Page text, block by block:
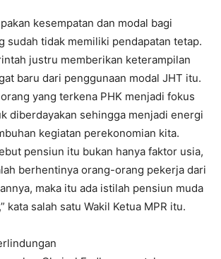
kesempatan dan modal bagi
sudah tidak memiliki pendapatan tetap.
justru memberikan keterampilan
baru dari penggunaan modal JHT itu.
yang terkena PHK menjadi fokus
diberdayakan sehingga menjadi energi
kegiatan perekonomian kita.
pensiun itu bukan hanya faktor usia,
berhentinya orang-orang pekerja dari
maka itu ada istilah pensiun muda
kata salah satu Wakil Ketua MPR itu.